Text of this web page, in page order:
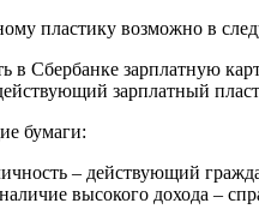
пластику возможно в
в Сбербанке зарплатную
зарплатный
бумаги:
– действующий
высокого дохода –